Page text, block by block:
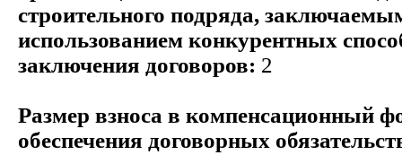
строительного подряда,
использованием конкурентных
заключения договоров: 2
Размер взноса в компенсационный
обеспечения договорных